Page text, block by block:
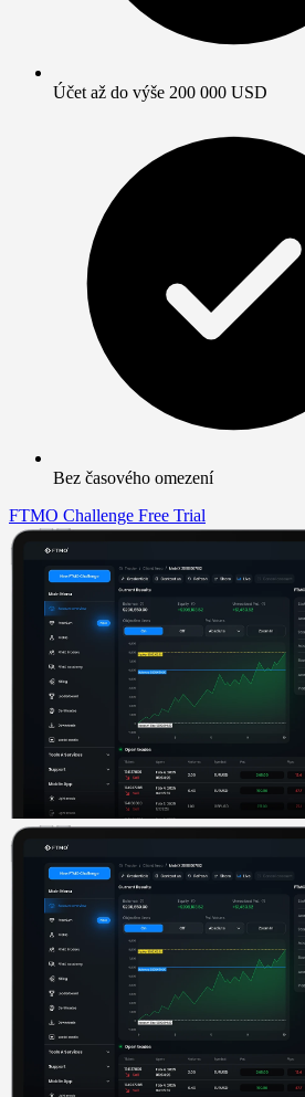
Účet až do výše 200 000 USD
Bez časového omezení
FTMO Challenge Free Trial